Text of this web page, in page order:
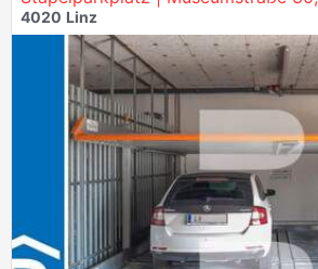
4020 Linz